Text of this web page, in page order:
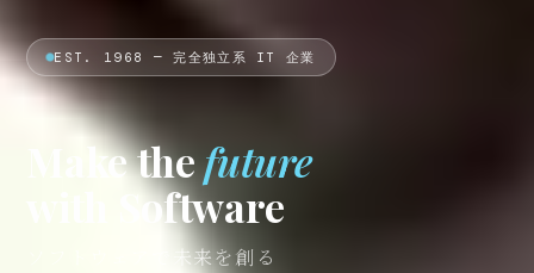
EST. 1968 — 完全独立系 IT 企業
Make thefuture
with Software
ソフトウェアで未来を創る